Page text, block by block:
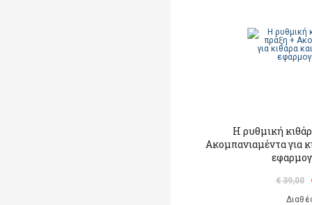
Η ρυθμική
Ακομπανιαμέντα για
€ 39,00